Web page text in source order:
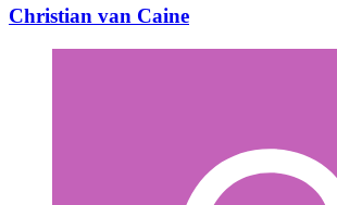
Christian van Caine